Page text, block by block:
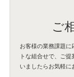
ご
お客様の業務課題に
トな組合せで、
ご
いましたらお気軽に